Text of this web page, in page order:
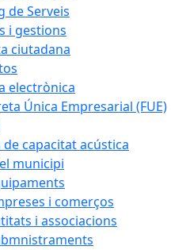
de Serveis
i gestions
ciutadana
electrònica
Única Empresarial (FUE)
de capacitat acústica
municipi
i comerços
i associacions